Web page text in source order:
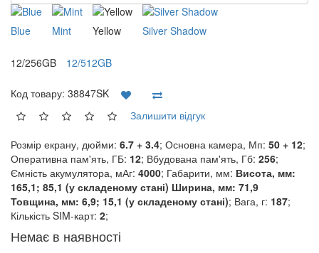
Blue Mint Yellow Silver Shadow
12/256GB 12/512GB
Код товару: 38847SK
Залишити відгук
Розмір екрану, дюйми: 6.7 + 3.4; Основна камера, Мп: 50 + 12;
Оперативна пам'ять, ГБ: 12; Вбудована пам'ять, Гб: 256;
Ємність акумулятора, мАг: 4000; Габарити, мм: Висота, мм:
165,1; 85,1 (у складеному стані) Ширина, мм: 71,9
Товщина, мм: 6,9; 15,1 (у складеному стані); Вага, г: 187;
Кількість SIM-карт: 2;
Немає в наявності